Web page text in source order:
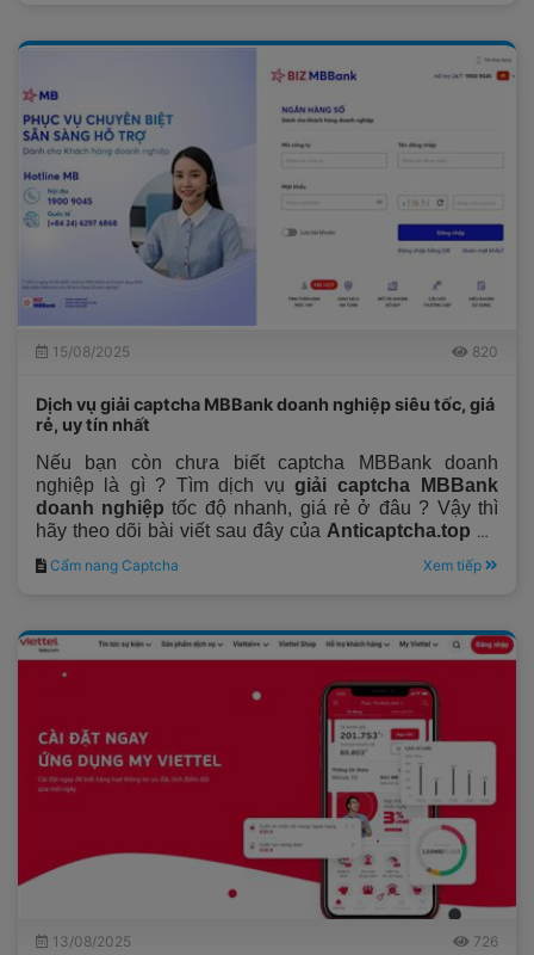
15/08/2025 820
Dịch vụ giải captcha MBBank doanh nghiệp siêu tốc, giá
rẻ, uy tín nhất
Nếu bạn còn chưa biết captcha MBBank doanh
nghiệp là gì ? Tìm dịch vụ giải captcha MBBank
doanh nghiệp tốc độ nhanh, giá rẻ ở đâu ? Vậy thì
hãy theo dõi bài viết sau đây của Anticaptcha.top để
có lời giải đáp.
Cẩm nang Captcha Xem tiếp
13/08/2025 726